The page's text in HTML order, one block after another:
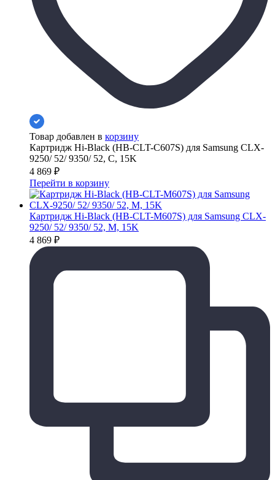
Товар добавлен в корзину
Картридж Hi-Black (HB-CLT-C607S) для Samsung CLX-
9250/ 52/ 9350/ 52, C, 15K
4 869 ₽
Перейти в корзину
Картридж Hi-Black (HB-CLT-M607S) для Samsung CLX-
9250/ 52/ 9350/ 52, M, 15K
4 869 ₽